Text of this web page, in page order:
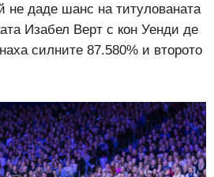
не даде шанс на титулованата
Изабел Верт с кон Уенди де
силните 87.580% и второто